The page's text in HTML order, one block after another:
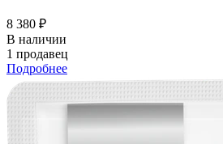
8 380 ₽
В наличии
1 продавец
Подробнее